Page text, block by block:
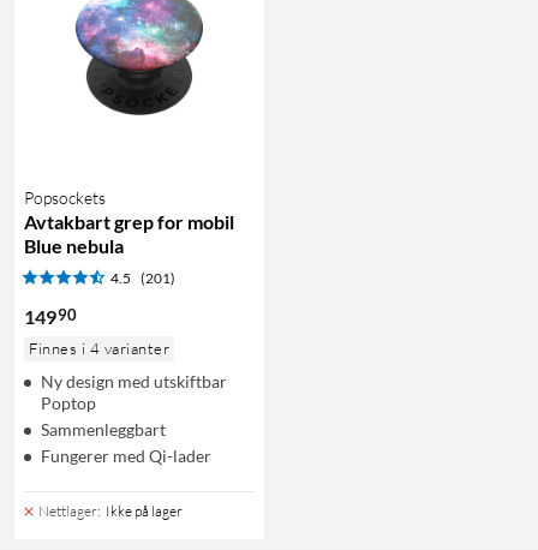
Popsockets
Avtakbart grep for mobil
Blue nebula
4.5 (201)
14990
Finnes i 4 varianter
Ny design med utskiftbar
Poptop
Sammenleggbart
Fungerer med Qi-lader
Nettlager: Ikke på lager